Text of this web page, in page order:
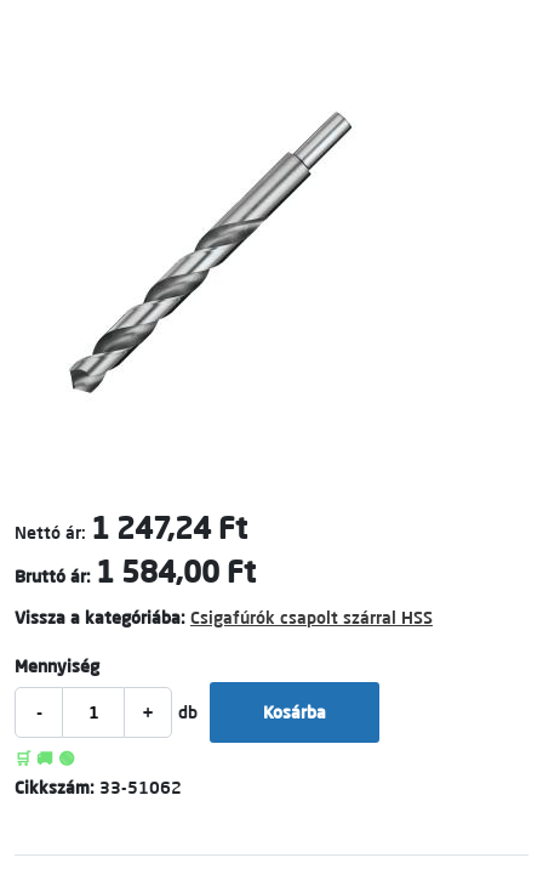
Nettó ár: 1 247,24 Ft
Bruttó ár: 1 584,00 Ft
Vissza a kategóriába: Csigafúrók csapolt szárral HSS
Mennyiség
- + db Kosárba
🛒 🚚 🟢
Cikkszám: 33-51062